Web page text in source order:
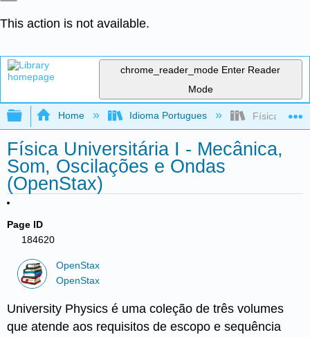
This action is not available.
chrome_reader_mode Enter Reader
Mode
Expand/collapse global hierarchy
Home Idioma Portugues Física
Física Universitária I - Mecânica,
Som, Oscilações e Ondas
(OpenStax)
Page ID
184620
OpenStax
OpenStax
University Physics é uma coleção de três volumes
que atende aos requisitos de escopo e sequência